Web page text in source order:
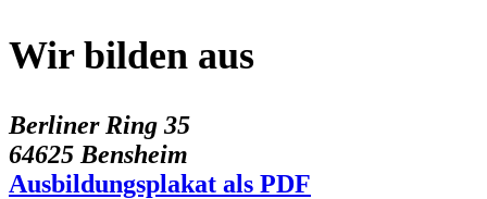
Wir bilden aus
Berliner Ring 35
64625 Bensheim
Ausbildungsplakat als PDF